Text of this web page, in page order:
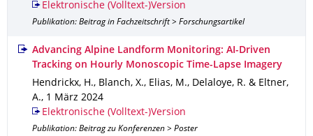
Elektronische (Volltext-)Version
Publikation: Beitrag in Fachzeitschrift > Forschungsartikel
Advancing Alpine Landform Monitoring: AI-Driven
Tracking on Hourly Monoscopic Time-Lapse Imagery
Hendrickx, H., Blanch, X., Elias, M., Delaloye, R. & Eltner,
A., 1 März 2024
Elektronische (Volltext-)Version
Publikation: Beitrag zu Konferenzen > Poster